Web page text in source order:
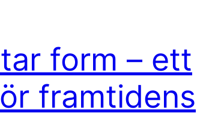
form – ett
framtidens